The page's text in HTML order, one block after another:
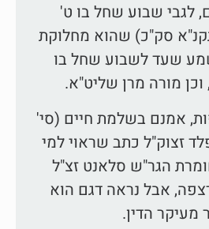
לגבי שבוע שחל בו ט'
סק"כ) שהוא מחלוקת
שעד לשבוע שחל בו
מורה מרן שליט"א.
אמנם בשלמת חיים (סי'
זצוק"ל כתב שראוי למי
הגר"ש סלאנט זצ"ל
אבל נראה דגם הוא
מעיקר הדין.